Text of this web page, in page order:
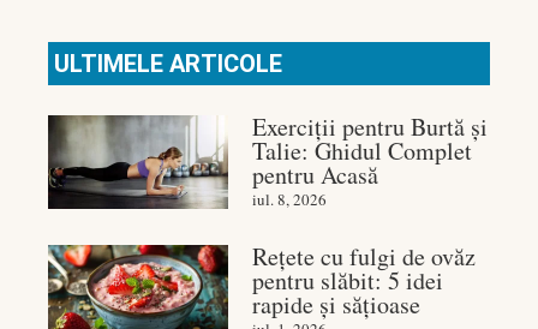
ULTIMELE ARTICOLE
Exerciții pentru Burtă și
Talie: Ghidul Complet
pentru Acasă
iul. 8, 2026
Rețete cu fulgi de ovăz
pentru slăbit: 5 idei
rapide și sățioase